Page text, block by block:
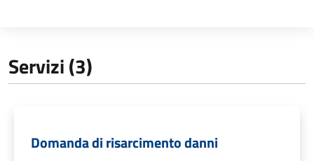
Servizi (3)
Domanda di risarcimento danni